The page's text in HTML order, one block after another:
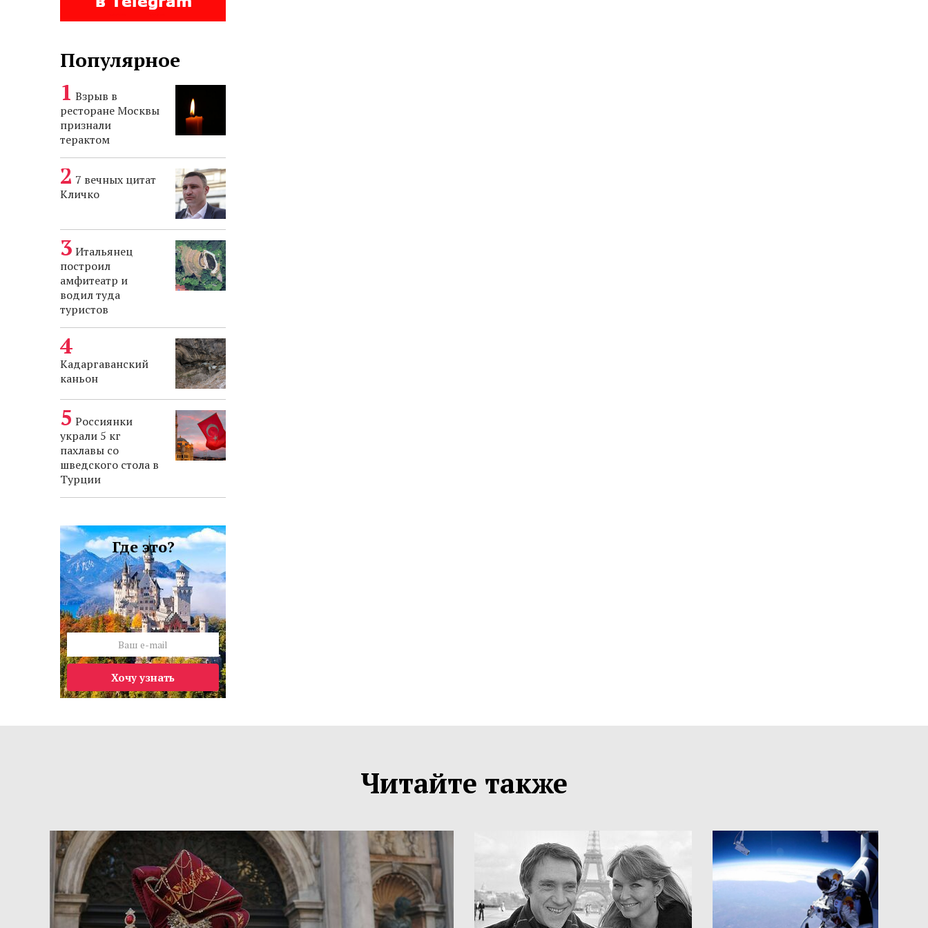
Популярное
Взрыв в
ресторане Москвы
признали
терактом
7 вечных цитат
Кличко
Итальянец
построил
амфитеатр и
водил туда
туристов
Кадаргаванский
каньон
Россиянки
украли 5 кг
пахлавы со
шведского стола в
Турции
Где это?
Хочу узнать
Читайте также